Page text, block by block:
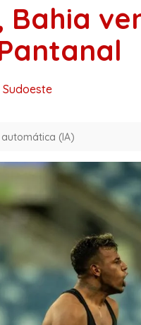
Bahia
(IA)